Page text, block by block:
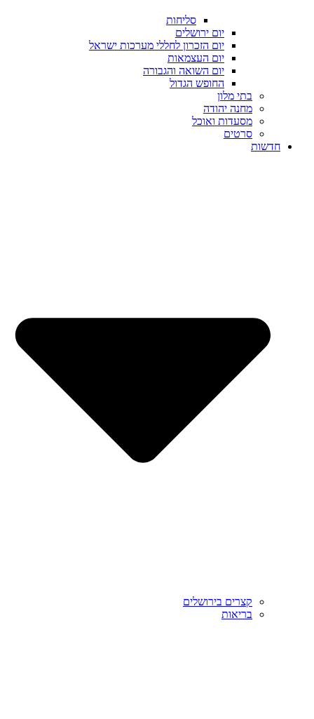
סליחות
יום ירושלים
יום הזכרון לחללי מערכות ישראל
יום העצמאות
יום השואה והגבורה
החופש הגדול
בתי מלון
מחנה יהודה
מסעדות ואוכל
סרטים
חדשות
קצרים בירושלים
בריאות